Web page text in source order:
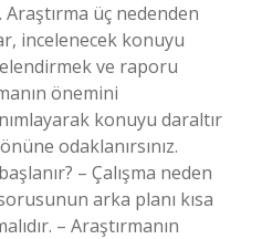
üç nedenden
incelenecek konuyu
ve raporu
önemini
konuyu daraltır
odaklanırsınız.
– Çalışma neden
arka planı kısa
– Araştırmanın